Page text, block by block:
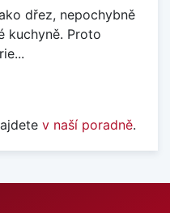
dřez, nepochybně
kuchyně. Proto
v naší poradně.